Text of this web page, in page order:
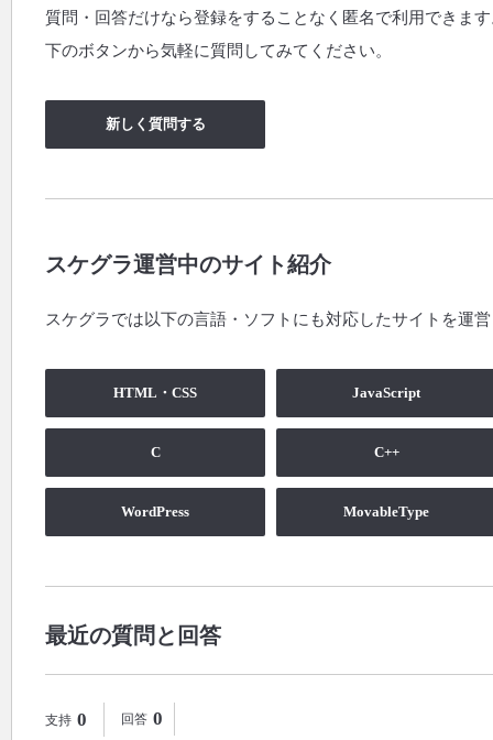
質問・回答だけなら登録をすることなく匿名で利用できま
下のボタンから気軽に質問してみてください。
新しく質問する
スケグラ運営中のサイト紹介
スケグラでは以下の言語・ソフトにも対応したサイトを運
HTML・CSS JavaScript
C C++
WordPress MovableType
最近の質問と回答
0
支持 0
回答